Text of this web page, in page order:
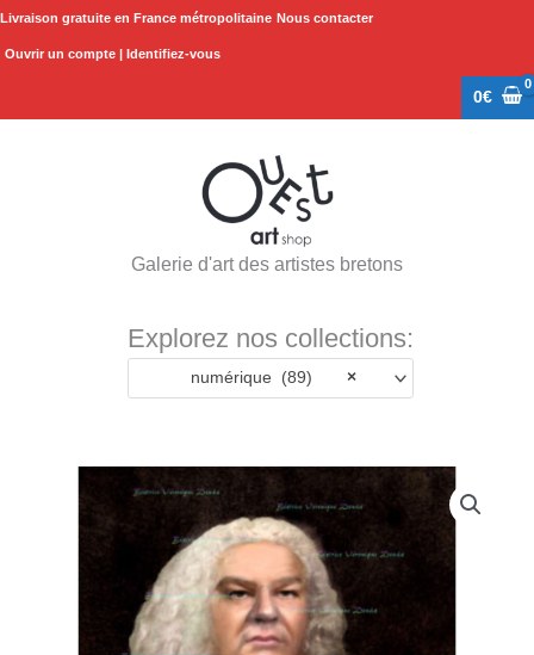
Aller
Livraison gratuite en France métropolitaine Nous contacter
Ouvrir un compte | Identifiez-vous
0€
Galerie d'art des artistes bretons
Explorez nos collections:
×
numérique (89)